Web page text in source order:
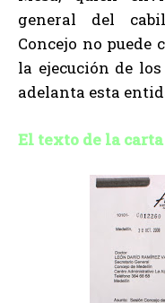
general del
Concejo no puede
la ejecución de
adelanta esta
El texto de la